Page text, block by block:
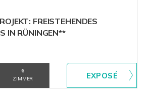
FREISTEHENDES
IN RÜNINGEN**
6
ZIMMER